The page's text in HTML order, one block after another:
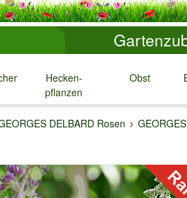
Hecken-
pflanzen
↓
Obst
↓ ↓
DELBARD Rosen